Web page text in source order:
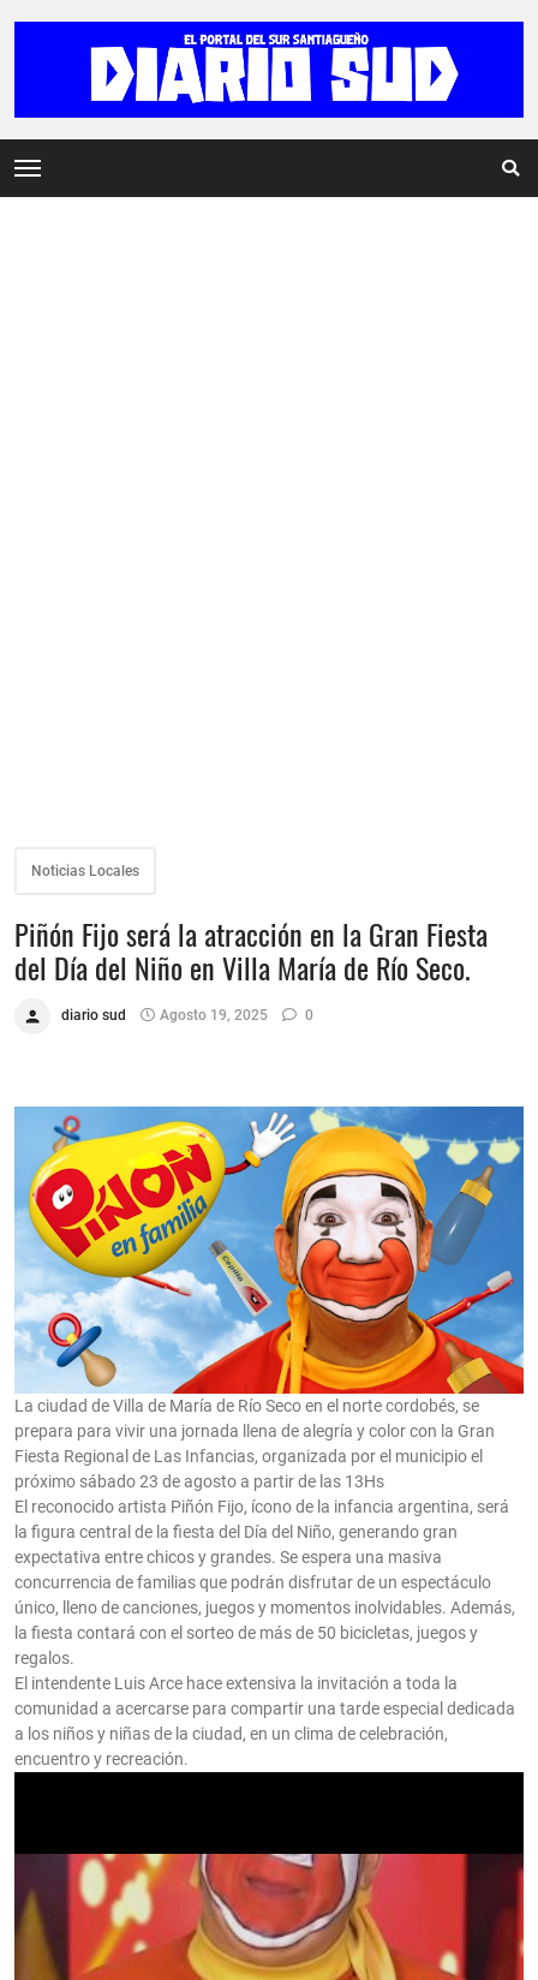
Noticias Locales
Piñón Fijo será la atracción en la Gran Fiesta
del Día del Niño en Villa María de Río Seco.
diario sud Agosto 19, 2025 0
La ciudad de Villa de María de Río Seco en el norte cordobés, se
prepara para vivir una jornada llena de alegría y color con la Gran
Fiesta Regional de Las Infancias, organizada por el municipio el
próximo sábado 23 de agosto a partir de las 13Hs
El reconocido artista Piñón Fijo, ícono de la infancia argentina, será
la figura central de la fiesta del Día del Niño, generando gran
expectativa entre chicos y grandes. Se espera una masiva
concurrencia de familias que podrán disfrutar de un espectáculo
único, lleno de canciones, juegos y momentos inolvidables. Además,
la fiesta contará con el sorteo de más de 50 bicicletas, juegos y
regalos.
El intendente Luis Arce hace extensiva la invitación a toda la
comunidad a acercarse para compartir una tarde especial dedicada
a los niños y niñas de la ciudad, en un clima de celebración,
encuentro y recreación.